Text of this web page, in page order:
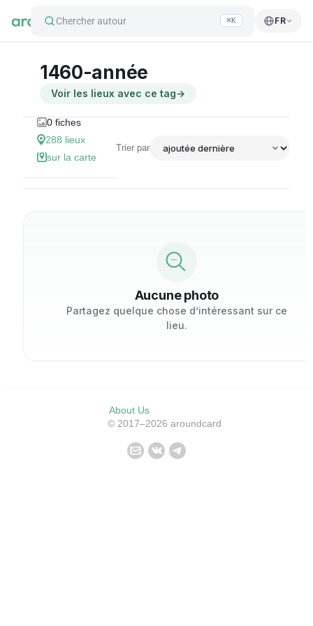
Chercher autour ⌘K FR
1460-année
Voir les lieux avec ce tag→
0 fiches
288 lieux
sur la carte
Trier par
Aucune photo
Partagez quelque chose d’intéressant sur ce
lieu.
About Us
© 2017–2026 aroundcard